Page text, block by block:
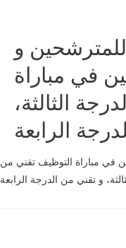
للمترشحين و
في مباراة
الثالثة،
الرابعة
في مباراة التوظيف تقني من
و تقني من الدرجة الرابعة